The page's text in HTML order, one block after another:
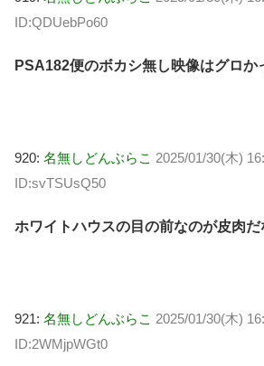
ID:QDUebPo60
PSA182便のボカシ無し映像はグロか
920: 名無しどんぶらこ 2025/01/30(木)
ID:svTSUsQ50
ホワイトハウスの目の前なのが皮肉だ
921: 名無しどんぶらこ 2025/01/30(木)
ID:2WMjpWGt0